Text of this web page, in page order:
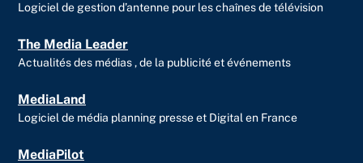
Logiciel de gestion d’antenne pour les chaînes de télévision
The Media Leader
Actualités des médias , de la publicité et événements
MediaLand
Logiciel de média planning presse et Digital en France
MediaPilot